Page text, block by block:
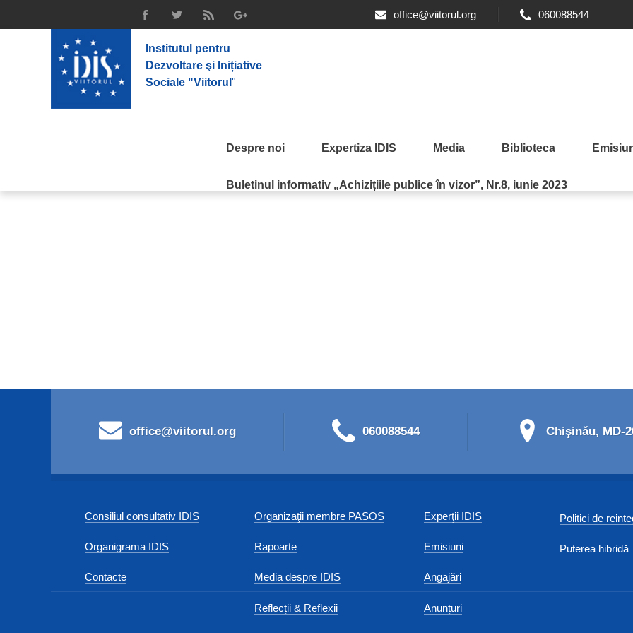
office@viitorul.org 060088544
Institutul pentru
Dezvoltare şi Inițiative
Sociale "Viitorul "
Despre noi Expertiza IDIS Media Biblioteca
Buletinul informativ „Achizițiile publice în vizor”, Nr.8, iunie 2023
Lansarea sondajului Relațiile Externe ale Moldovei
Printre aspectele analizate în cadrul acestei cercetări vom remarca următoarele: cunoașterea de către public a principalilor
moldovenii să muncească și de ce preferă Uniunea Vamală sau UE, atunci când definesc prioritățile de dezvoltare ale țării.
Laboratorului Sociometric al Institutului IDIS Viitorul, creat la 19 noiembrie 2015, cu scopul de a monitoriza și cerceta teme
descentralizare și educație, sănătate publică, provocări demografice și generaționale, narative și discurs geopolitic.
office@viitorul.org 060088544 Chişinău, MD-
Consiliul consultativ IDIS
Organigrama IDIS
Contacte
Organizaţii membre PASOS
Rapoarte
Media despre IDIS
Reflecții & Reflexii
Experţii IDIS
Emisiuni
Angajări
Anunțuri
Politici de
Puterea hibridă